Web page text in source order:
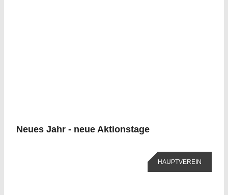
Neues Jahr - neue Aktionstage
HAUPTVEREIN